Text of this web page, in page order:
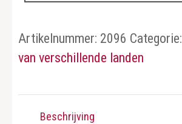
Artikelnummer: 2096 Categorie:
van verschillende landen
Beschrijving